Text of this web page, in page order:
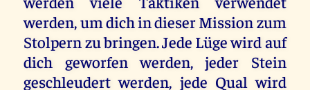
werden, um dich in dieser Mission zum
Stolpern zu bringen. Jede Lüge wird auf
dich geworfen werden, jeder Stein
geschleudert werden, jede Qual wird